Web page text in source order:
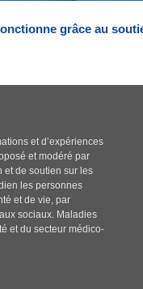
grâce au
et d’expériences
et modéré par
et de soutien sur les
les personnes
et de vie, par
sociaux. Maladies
et du secteur médico-